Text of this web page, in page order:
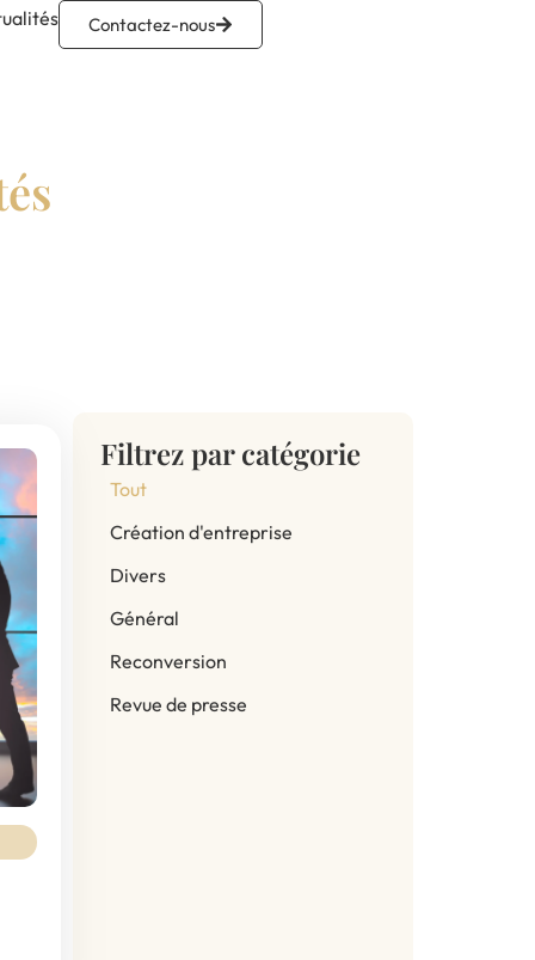
Contactez-nous
Filtrez par catégorie
Création d'entreprise
Divers
Général
Reconversion
Revue de presse
Tout